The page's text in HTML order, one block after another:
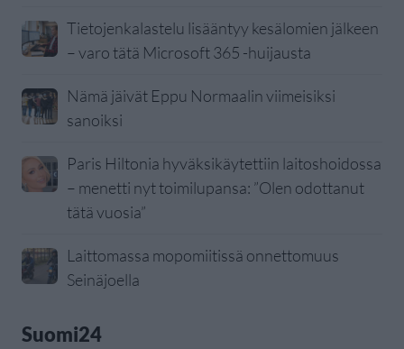
Tietojenkalastelu lisääntyy kesälomien jälkeen
– varo tätä Microsoft 365 -huijausta
Nämä jäivät Eppu Normaalin viimeisiksi
sanoiksi
Paris Hiltonia hyväksikäytettiin laitoshoidossa
– menetti nyt toimilupansa: ”Olen odottanut
tätä vuosia”
Laittomassa mopomiitissä onnettomuus
Seinäjoella
Suomi24